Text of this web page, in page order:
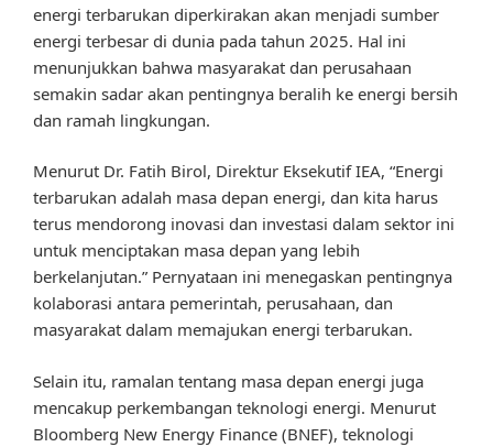
energi terbarukan diperkirakan akan menjadi sumber
energi terbesar di dunia pada tahun 2025. Hal ini
menunjukkan bahwa masyarakat dan perusahaan
semakin sadar akan pentingnya beralih ke energi bersih
dan ramah lingkungan.
Menurut Dr. Fatih Birol, Direktur Eksekutif IEA, “Energi
terbarukan adalah masa depan energi, dan kita harus
terus mendorong inovasi dan investasi dalam sektor ini
untuk menciptakan masa depan yang lebih
berkelanjutan.” Pernyataan ini menegaskan pentingnya
kolaborasi antara pemerintah, perusahaan, dan
masyarakat dalam memajukan energi terbarukan.
Selain itu, ramalan tentang masa depan energi juga
mencakup perkembangan teknologi energi. Menurut
Bloomberg New Energy Finance (BNEF), teknologi